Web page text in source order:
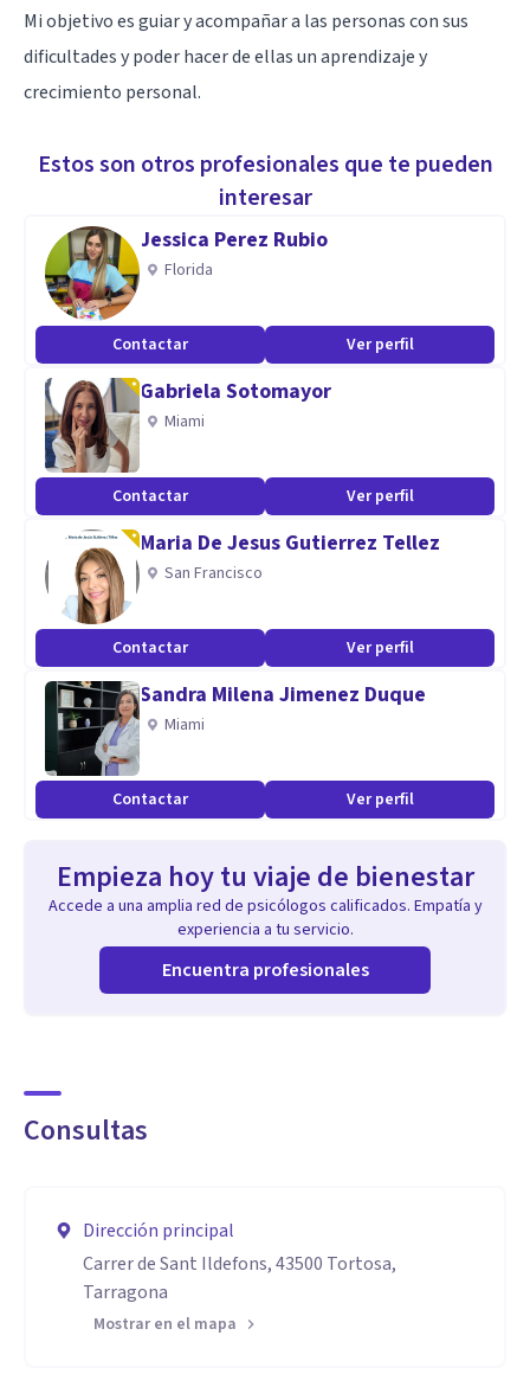
Mi objetivo es guiar y acompañar a las personas con sus
dificultades y poder hacer de ellas un aprendizaje y
crecimiento personal.
Estos son otros profesionales que te pueden
interesar
Jessica Perez Rubio
Florida
Contactar Ver perfil
Gabriela Sotomayor
Miami
Contactar Ver perfil
Maria De Jesus Gutierrez Tellez
San Francisco
Contactar Ver perfil
Sandra Milena Jimenez Duque
Miami
Contactar Ver perfil
Empieza hoy tu viaje de bienestar
Accede a una amplia red de psicólogos calificados. Empatía y
experiencia a tu servicio.
Encuentra profesionales
Consultas
Dirección principal
Carrer de Sant Ildefons, 43500 Tortosa,
Tarragona
Mostrar en el mapa